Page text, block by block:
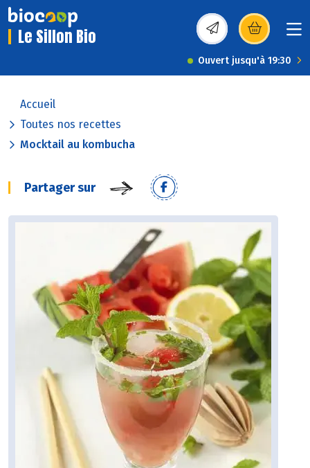
Le Sillon Bio (s’ouvre dans une
Ouvert jusqu'à 19:30
Accueil
Toutes nos recettes
Mocktail au kombucha
Partager sur